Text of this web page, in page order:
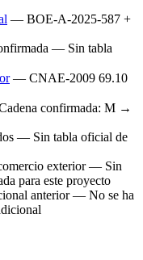
— BOE-A-2025-587 +
— Sin tabla
— CNAE-2009 69.10
confirmada: M →
— Sin tabla oficial de
exterior— Sin
para este proyecto
anterior— No se ha